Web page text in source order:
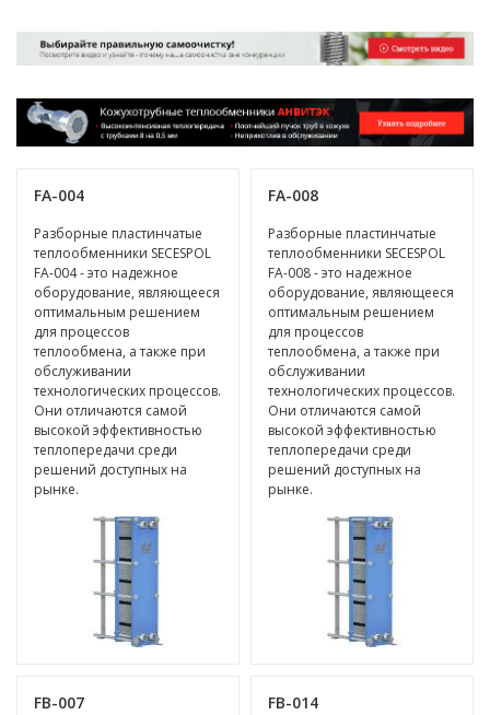
FA-004
Разборные пластинчатые
теплообменники SECESPOL
FA-004 - это надежное
оборудование, являющееся
оптимальным решением
для процессов
теплообмена, а также при
обслуживании
технологических процессов.
Они отличаются самой
высокой эффективностью
теплопередачи среди
решений доступных на
рынке.
FA-008
Разборные пластинчатые
теплообменники SECESPOL
FA-008 - это надежное
оборудование, являющееся
оптимальным решением
для процессов
теплообмена, а также при
обслуживании
технологических процессов.
Они отличаются самой
высокой эффективностью
теплопередачи среди
решений доступных на
рынке.
FB-007 FB-014